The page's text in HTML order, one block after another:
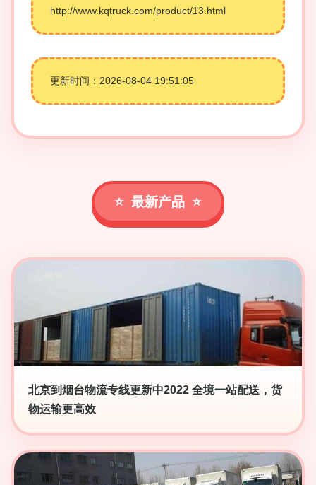
http://www.kqtruck.com/product/13.html
更新时间：2026-08-04 19:51:05
最新产品
北京到烟台物流专线更新中2022 全境一站配送，货
物运输更高效